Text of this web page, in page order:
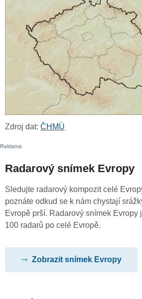
Zdroj dat: ČHMÚ
Radarový snímek Evropy
Sledujte radarový kompozit celé
poznáte odkud se k nám chystají
Evropě prší. Radarový snímek Evropy
100 radarů po celé Evropě.
Zobrazit snímek Evropy